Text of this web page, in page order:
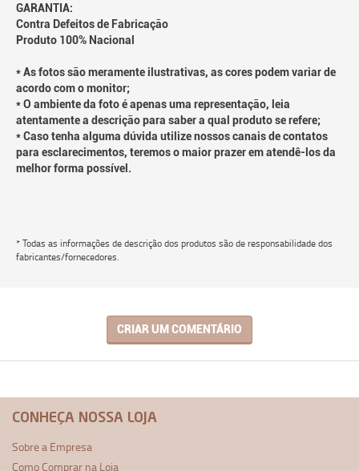
GARANTIA:
Contra Defeitos de Fabricação
Produto 100% Nacional
* As fotos são meramente ilustrativas, as cores podem variar de
acordo com o monitor;
* O ambiente da foto é apenas uma representação, leia
atentamente a descrição para saber a qual produto se refere;
* Caso tenha alguma dúvida utilize nossos canais de contatos
para esclarecimentos, teremos o maior prazer em atendê-los da
melhor forma possível.
* Todas as informações de descrição dos produtos são de responsabilidade dos
fabricantes/fornecedores.
CRIAR UM COMENTÁRIO
CONHEÇA NOSSA LOJA
Sobre a Empresa
Como Comprar na Loja